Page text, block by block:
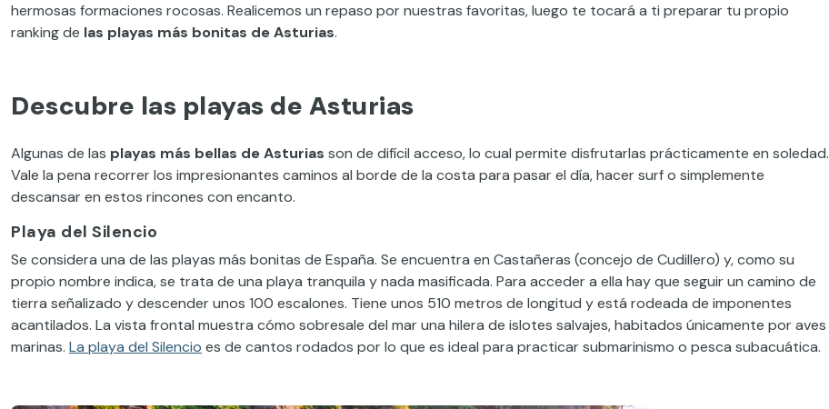
hermosas formaciones rocosas. Realicemos un repaso por nuestras favoritas, luego te tocará a ti preparar tu propio
ranking de las playas más bonitas de Asturias.
Descubre las playas de Asturias
Algunas de las playas más bellas de Asturias son de difícil acceso, lo cual permite disfrutarlas prácticamente en soledad.
Vale la pena recorrer los impresionantes caminos al borde de la costa para pasar el día, hacer surf o simplemente
descansar en estos rincones con encanto.
Playa del Silencio
Se considera una de las playas más bonitas de España. Se encuentra en Castañeras (concejo de Cudillero) y, como su
propio nombre indica, se trata de una playa tranquila y nada masificada. Para acceder a ella hay que seguir un camino de
tierra señalizado y descender unos 100 escalones. Tiene unos 510 metros de longitud y está rodeada de imponentes
acantilados. La vista frontal muestra cómo sobresale del mar una hilera de islotes salvajes, habitados únicamente por aves
marinas. La playa del Silencio es de cantos rodados por lo que es ideal para practicar submarinismo o pesca subacuática.